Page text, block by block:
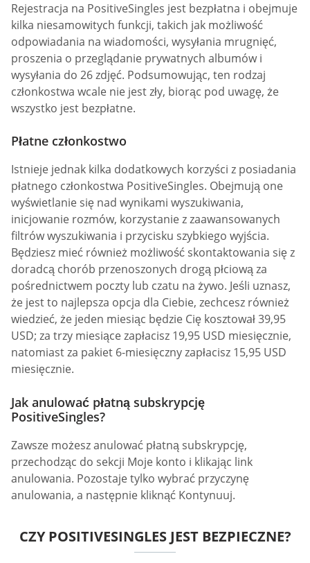
Rejestracja na PositiveSingles jest bezpłatna i obejmuje
kilka niesamowitych funkcji, takich jak możliwość
odpowiadania na wiadomości, wysyłania mrugnięć,
proszenia o przeglądanie prywatnych albumów i
wysyłania do 26 zdjęć. Podsumowując, ten rodzaj
członkostwa wcale nie jest zły, biorąc pod uwagę, że
wszystko jest bezpłatne.
Płatne członkostwo
Istnieje jednak kilka dodatkowych korzyści z posiadania
płatnego członkostwa PositiveSingles. Obejmują one
wyświetlanie się nad wynikami wyszukiwania,
inicjowanie rozmów, korzystanie z zaawansowanych
filtrów wyszukiwania i przycisku szybkiego wyjścia.
Będziesz mieć również możliwość skontaktowania się z
doradcą chorób przenoszonych drogą płciową za
pośrednictwem poczty lub czatu na żywo. Jeśli uznasz,
że jest to najlepsza opcja dla Ciebie, zechcesz również
wiedzieć, że jeden miesiąc będzie Cię kosztował 39,95
USD; za trzy miesiące zapłacisz 19,95 USD miesięcznie,
natomiast za pakiet 6-miesięczny zapłacisz 15,95 USD
miesięcznie.
Jak anulować płatną subskrypcję
PositiveSingles?
Zawsze możesz anulować płatną subskrypcję,
przechodząc do sekcji Moje konto i klikając link
anulowania. Pozostaje tylko wybrać przyczynę
anulowania, a następnie kliknąć Kontynuuj.
CZY POSITIVESINGLES JEST BEZPIECZNE?